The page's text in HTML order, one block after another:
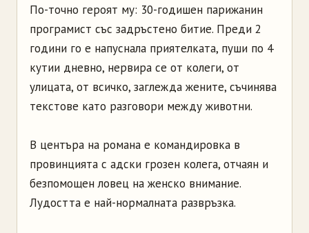
По-точно героят му: 30-годишен парижанин
програмист със задръстено битие. Преди 2
години го е напуснала приятелката, пуши по 4
кутии дневно, нервира се от колеги, от
улицата, от всичко, заглежда жените, съчинява
текстове като разговори между животни.
В центъра на романа е командировка в
провинцията с адски грозен колега, отчаян и
безпомощен ловец на женско внимание.
Лудостта е най-нормалната развръзка.